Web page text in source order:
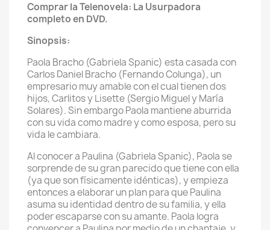
Comprar la Telenovela: La Usurpadora
completo en DVD.
Sinopsis:
Paola Bracho (Gabriela Spanic) esta casada con
Carlos Daniel Bracho (Fernando Colunga), un
empresario muy amable con el cual tienen dos
hijos, Carlitos y Lisette (Sergio Miguel y María
Solares). Sin embargo Paola mantiene aburrida
con su vida como madre y como esposa, pero su
vida le cambiara.
Al conocer a Paulina (Gabriela Spanic), Paola se
sorprende de su gran parecido que tiene con ella
(ya que son físicamente idénticas), y empieza
entonces a elaborar un plan para que Paulina
asuma su identidad dentro de su familia, y ella
poder escaparse con su amante. Paola logra